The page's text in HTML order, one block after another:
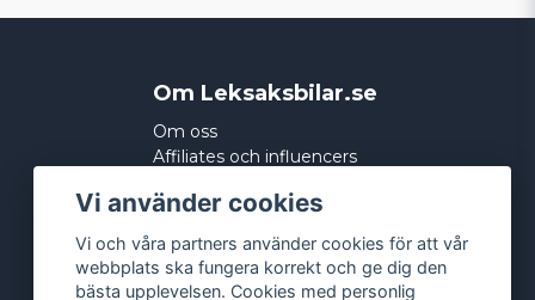
Om Leksaksbilar.se
Om oss
Affiliates och influencers
Integritetspolicy
Vi använder cookies
Vi och våra partners använder cookies för att vår
webbplats ska fungera korrekt och ge dig den
bästa upplevelsen. Cookies med personlig